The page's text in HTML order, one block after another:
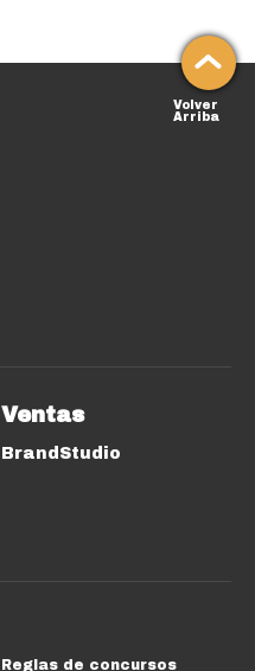
Volver
Arriba
Ventas
BrandStudio
Reglas de concursos